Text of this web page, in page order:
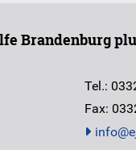
Brandenburg
Tel.:
Fax: